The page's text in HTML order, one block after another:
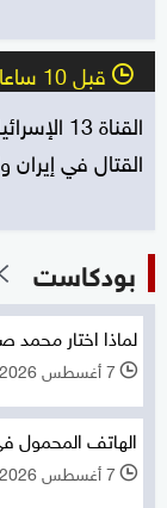
l قبل 10 ساعات
القناة
القتال في إيران
بودكاست
لماذا اختار محمد
l 7 أغسطس 2026
الهاتف المحمول في
l 7 أغسطس 2026